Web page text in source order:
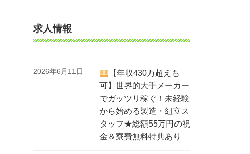
求人情報
2026年6月11日
【年収430万超えも
可】世界的大手メーカー
でガッツリ稼ぐ！未経験
から始める製造・組立ス
タッフ★総額55万円の祝
金＆寮費無料特典あり